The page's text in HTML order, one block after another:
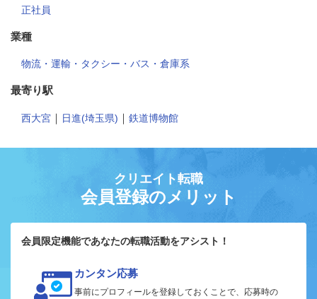
正社員
業種
物流・運輸・タクシー・バス・倉庫系
最寄り駅
西大宮 ｜ 日進(埼玉県) ｜ 鉄道博物館
クリエイト転職
会員登録のメリット
会員限定機能であなたの転職活動をアシスト！
カンタン応募
事前にプロフィールを登録しておくことで、応募時の